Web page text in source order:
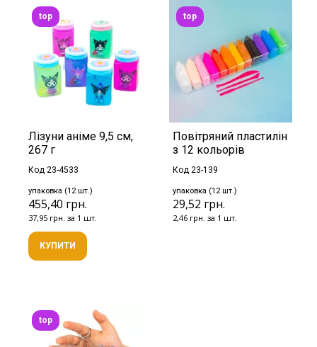
Лізуни аніме 9,5 см,
267 г
Код 23-4533
упаковка (12 шт.)
455,40 грн.
37,95 грн. за 1 шт.
top
КУПИТИ
Повітряний пластилін
з 12 кольорів
Код 23-139
упаковка (12 шт.)
29,52 грн.
2,46 грн. за 1 шт.
top
top